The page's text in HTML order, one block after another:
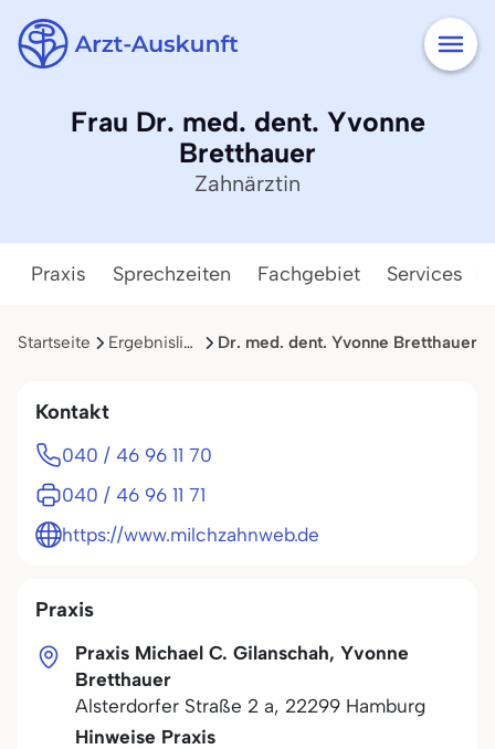
Frau Dr. med. dent. Yvonne
Bretthauer
Zahnärztin
Praxis Sprechzeiten Fachgebiet Services
Startseite Ergebnisliste Dr. med. dent. Yvonne Bretthauer
Praxis
Praxis Michael C. Gilanschah, Yvonne
Bretthauer
Alsterdorfer Straße 2 a, 22299 Hamburg
Hinweise Praxis
Kontakt
040 / 46 96 11 70
040 / 46 96 11 71
https://www.milchzahnweb.de